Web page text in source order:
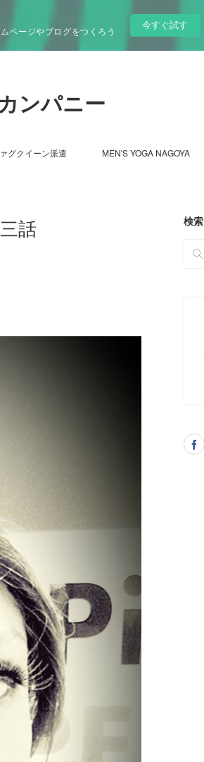
ページやブログをつくろう
今すぐ試す
ンパニー
グクイーン派遣 MEN'S YOGA NAGOYA
話 検索